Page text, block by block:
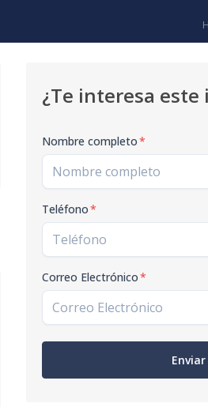
¿Te interesa este
Nombre completo*
Teléfono*
Correo Electrónico*
Enviar